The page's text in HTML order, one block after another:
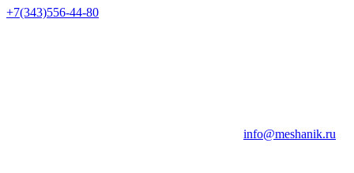
+7(343)556-44-80
info@meshanik.ru